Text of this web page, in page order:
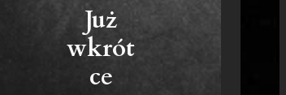
Już
wkrót
ce